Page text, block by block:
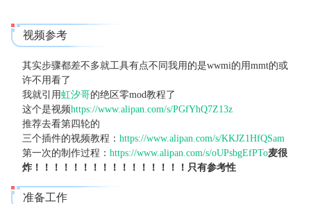
视频参考
其实步骤都差不多就工具有点不同我用的是wwmi的用mmt的或
许不用看了
我就引用虹汐哥的绝区零mod教程了
这个是视频https://www.alipan.com/s/PGfYhQ7Z13z
推荐去看第四轮的
三个插件的视频教程： https://www.alipan.com/s/KKJZ1HfQSam
第一次的制作过程： https://www.alipan.com/s/oUPsbgEfPTo麦很
炸！！！！！！！！！！！！！！！！只有参考性
准备工作